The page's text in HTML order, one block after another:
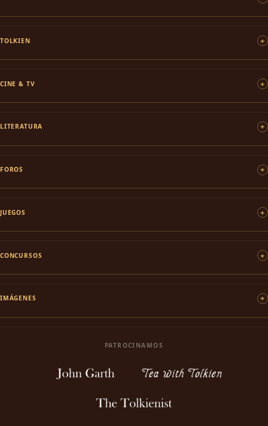
TOLKIEN
CINE & TV
LITERATURA
FOROS
JUEGOS
CONCURSOS
IMÁGENES
PATROCINAMOS